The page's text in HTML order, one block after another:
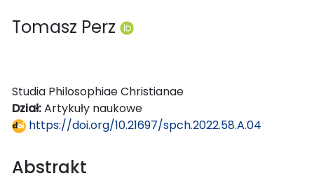
Tomasz Perz
Studia Philosophiae Christianae
Dział:Artykuły naukowe
https://doi.org/10.21697/spch.2022.58.A.04
Abstrakt